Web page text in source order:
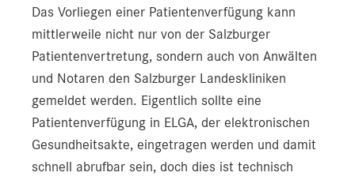
Das Vorliegen einer Patientenverfügung kann
mittlerweile nicht nur von der Salzburger
Patientenvertretung, sondern auch von Anwälten
und Notaren den Salzburger Landeskliniken
gemeldet werden. Eigentlich sollte eine
Patientenverfügung in ELGA, der elektronischen
Gesundheitsakte, eingetragen werden und damit
schnell abrufbar sein, doch dies ist technisch